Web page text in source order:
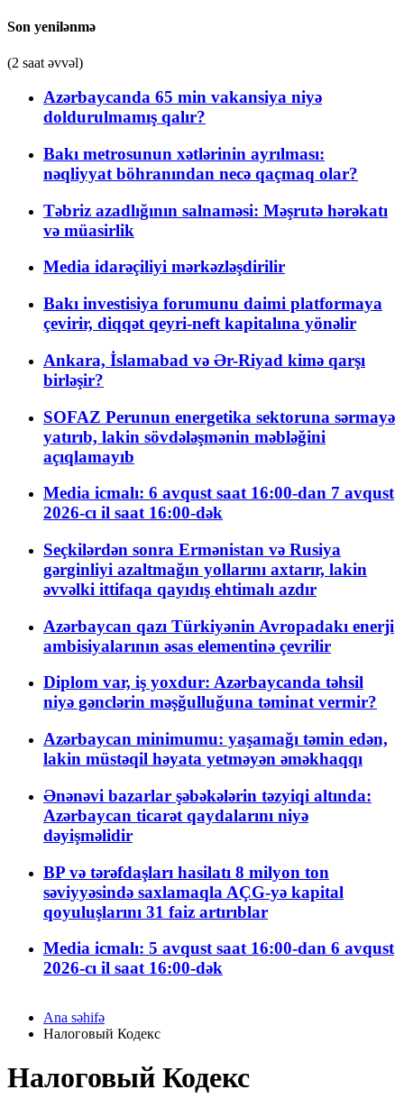
Son yenilənmə
(2 saat əvvəl)
Azərbaycanda 65 min vakansiya niyə
doldurulmamış qalır?
Bakı metrosunun xətlərinin ayrılması:
nəqliyyat böhranından necə qaçmaq olar?
Təbriz azadlığının salnaməsi: Məşrutə hərəkatı
və müasirlik
Media idarəçiliyi mərkəzləşdirilir
Bakı investisiya forumunu daimi platformaya
çevirir, diqqət qeyri-neft kapitalına yönəlir
Ankara, İslamabad və Ər-Riyad kimə qarşı
birləşir?
SOFAZ Perunun energetika sektoruna sərmayə
yatırıb, lakin sövdələşmənin məbləğini
açıqlamayıb
Media icmalı: 6 avqust saat 16:00-dan 7 avqust
2026-cı il saat 16:00-dək
Seçkilərdən sonra Ermənistan və Rusiya
gərginliyi azaltmağın yollarını axtarır, lakin
əvvəlki ittifaqa qayıdış ehtimalı azdır
Azərbaycan qazı Türkiyənin Avropadakı enerji
ambisiyalarının əsas elementinə çevrilir
Diplom var, iş yoxdur: Azərbaycanda təhsil
niyə gənclərin məşğulluğuna təminat vermir?
Azərbaycan minimumu: yaşamağı təmin edən,
lakin müstəqil həyata yetməyən əməkhaqqı
Ənənəvi bazarlar şəbəkələrin təzyiqi altında:
Azərbaycan ticarət qaydalarını niyə
dəyişməlidir
BP və tərəfdaşları hasilatı 8 milyon ton
səviyyəsində saxlamaqla AÇG-yə kapital
qoyuluşlarını 31 faiz artırıblar
Media icmalı: 5 avqust saat 16:00-dan 6 avqust
2026-cı il saat 16:00-dək
Ana səhifə
Налоговый Кодекс
Налоговый Кодекс